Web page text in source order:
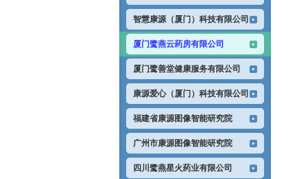
智慧康源（厦门）科技有限公司
厦门鹭燕云药房有限公司
厦门鹭善堂健康服务有限公司
康源爱心（厦门）科技有限公司
福建省康源图像智能研究院
广州市康源图像智能研究院
四川鹭燕星火药业有限公司